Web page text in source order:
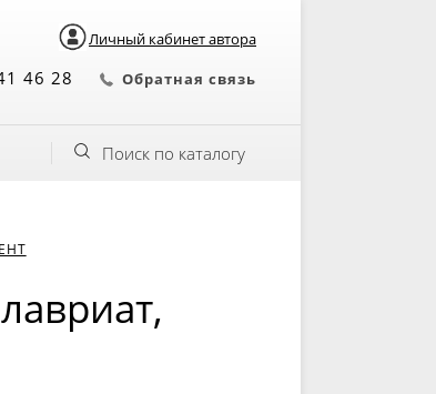
Личный кабинет автора
46 28 Обратная связь
Поиск по каталогу